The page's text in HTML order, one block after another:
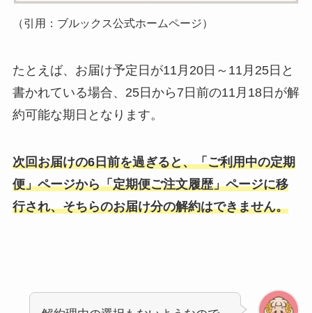
（引用：ブルックス公式ホームページ）
たとえば、お届け予定日が11月20日～11月25日と
書かれている場合、25日から7日前の11月18日が解
約可能な期日となります。
次回お届けの6日前を過ぎると、「ご利用中の定期
便」ページから「定期便ご注文履歴」ページに移
行され、そちらのお届け分の解約はできません。